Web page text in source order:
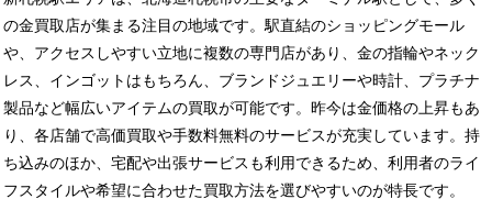
の金買取店が集まる注目の地域です。駅直結のショッピングモール
や、アクセスしやすい立地に複数の専門店があり、金の指輪やネック
レス、インゴットはもちろん、ブランドジュエリーや時計、プラチナ
製品など幅広いアイテムの買取が可能です。昨今は金価格の上昇もあ
り、各店舗で高価買取や手数料無料のサービスが充実しています。持
ち込みのほか、宅配や出張サービスも利用できるため、利用者のライ
フスタイルや希望に合わせた買取方法を選びやすいのが特長です。